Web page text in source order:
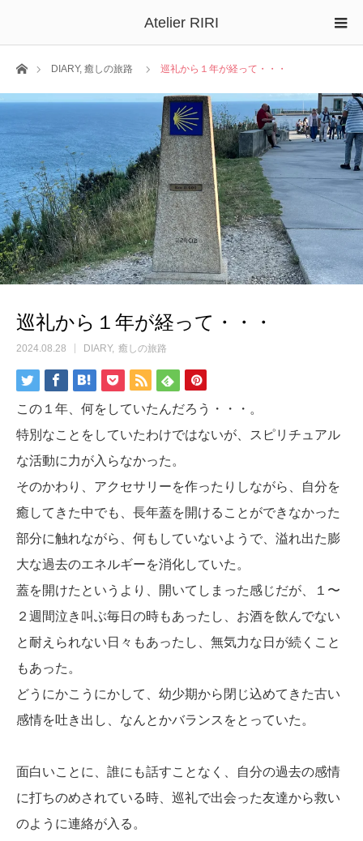
Atelier RIRI
ホームDIARY, 癒しの旅路 巡礼から１年が経って・・・
巡礼から１年が経って・・・
2024.08.28 DIARY 癒しの旅路
この１年、何をしていたんだろう・・・。
特別なことをしていたわけではないが、スピリチュアル
な活動に力が入らなかった。
そのかわり、アクセサリーを作ったりしながら、自分を
癒してきた中でも、長年蓋を開けることができなかった
部分に触れながら、何もしていないようで、溢れ出た膨
大な過去のエネルギーを消化していた。
蓋を開けたというより、開いてしまった感じだが、１〜
２週間泣き叫ぶ毎日の時もあったし、お酒を飲んでない
と耐えられない日々もあったし、無気力な日が続くこと
もあった。
どうにかこうにかして、幼少期から閉じ込めてきた古い
感情を吐き出し、なんとかバランスをとっていた。
面白いことに、誰にも話すことなく、自分の過去の感情
に打ちのめされている時、巡礼で出会った友達から救い
のように連絡が入る。